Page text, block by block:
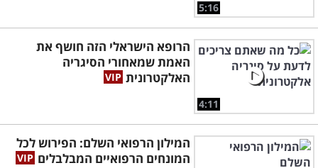
5:16
4:11
הרופא הישראלי הזה חושף את
האמת שמאחורי הסיגריה
האלקטרונית
המילון הרפואי השלם: הפירוש לכל
המונחים הרפואיים המבלבלים